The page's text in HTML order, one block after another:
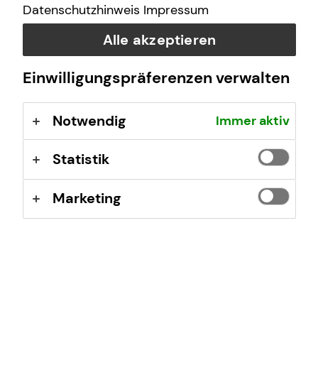
Kontaktformular
Schönhauser Straße 38
13158 Berlin
Datenschutzhinweis Impressum
Alle akzeptieren
Einwilligungspräferenzen verwalten
Notwendig Immer aktiv
Statistik
Marketing